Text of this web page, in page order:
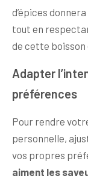
d’épices
tout en
de cette
Adapter
préférences
Pour rendre
personnelle,
vos propres
aiment les